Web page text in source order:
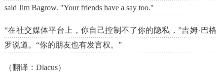
said Jim Bagrow. "Your friends have a say too."
“在社交媒体平台上，你自己控制不了你的隐私，”吉姆·巴格
罗说道。“你的朋友也有发言权。”
（翻译：Dlacus）